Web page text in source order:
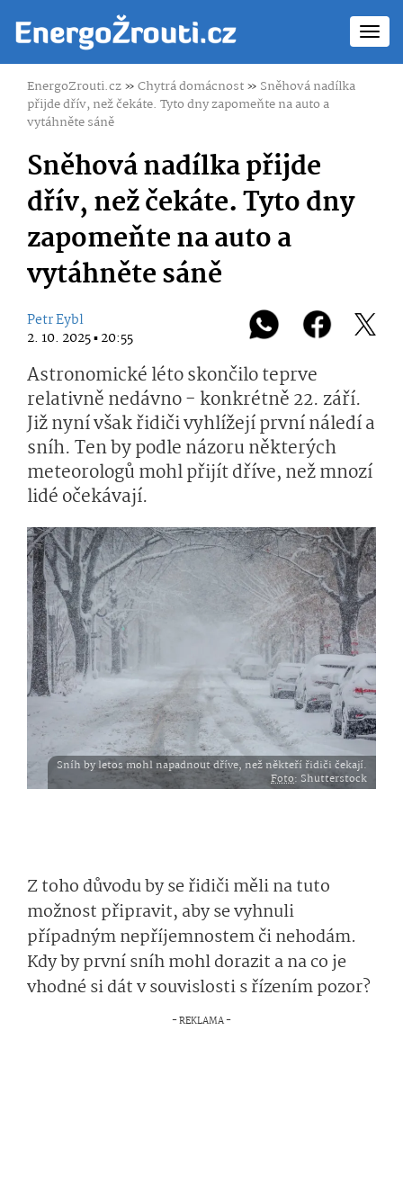
EnergoZrouti.cz»Chytrá domácnost» Sněhová nadílka
přijde dřív, než čekáte. Tyto dny zapomeňte na auto a
vytáhněte sáně
Sněhová nadílka přijde
dřív, než čekáte. Tyto dny
zapomeňte na auto a
vytáhněte sáně
Petr Eybl
2. 10. 2025 ▪ 20:55
Astronomické léto skončilo teprve
relativně nedávno - konkrétně 22. září.
Již nyní však řidiči vyhlížejí první náledí a
sníh. Ten by podle názoru některých
meteorologů mohl přijít dříve, než mnozí
lidé očekávají.
Sníh by letos mohl napadnout dříve, než někteří řidiči čekají.
Foto: Shutterstock
Z toho důvodu by se řidiči měli na tuto
možnost připravit, aby se vyhnuli
případným nepříjemnostem či nehodám.
Kdy by první sníh mohl dorazit a na co je
vhodné si dát v souvislosti s řízením pozor?